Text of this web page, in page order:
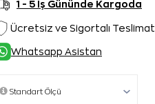
1 - 5 İş Gününde Kargoda
Ücretsiz ve Sigortalı Teslimat
Whatsapp Asistan